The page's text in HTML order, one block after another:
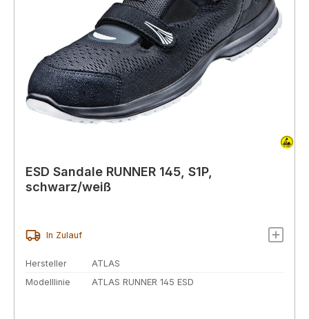
ESD Sandale RUNNER 145, S1P,
schwarz/weiß
In Zulauf
Hersteller
ATLAS
Modelllinie
ATLAS RUNNER 145 ESD